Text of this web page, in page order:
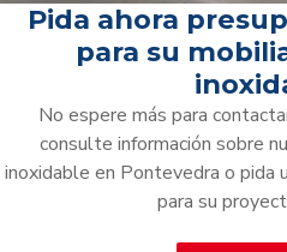
Pida ahora
para su
No espere más para
consulte información sobre
inoxidable en Pontevedra o pida
para su